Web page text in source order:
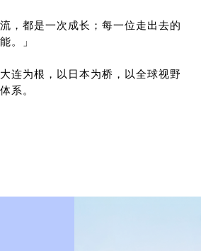
，都是一次成长；每一位走出去的
。」
连为根，以日本为桥，以全球视野
系。